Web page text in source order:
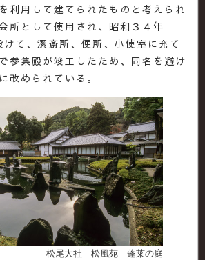
利用して建てられたものと考えられ
所として使用され、昭和３４年
けて、潔斎所、便所、小使室に充て
参集殿が竣工したため、同名を避け
改められている。
松尾大社 松風苑 蓬莱の庭